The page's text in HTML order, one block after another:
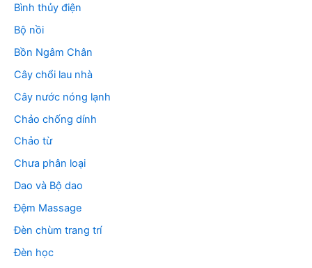
Bình thủy điện
Bộ nồi
Bồn Ngâm Chân
Cây chổi lau nhà
Cây nước nóng lạnh
Chảo chống dính
Chảo từ
Chưa phân loại
Dao và Bộ dao
Đệm Massage
Đèn chùm trang trí
Đèn học